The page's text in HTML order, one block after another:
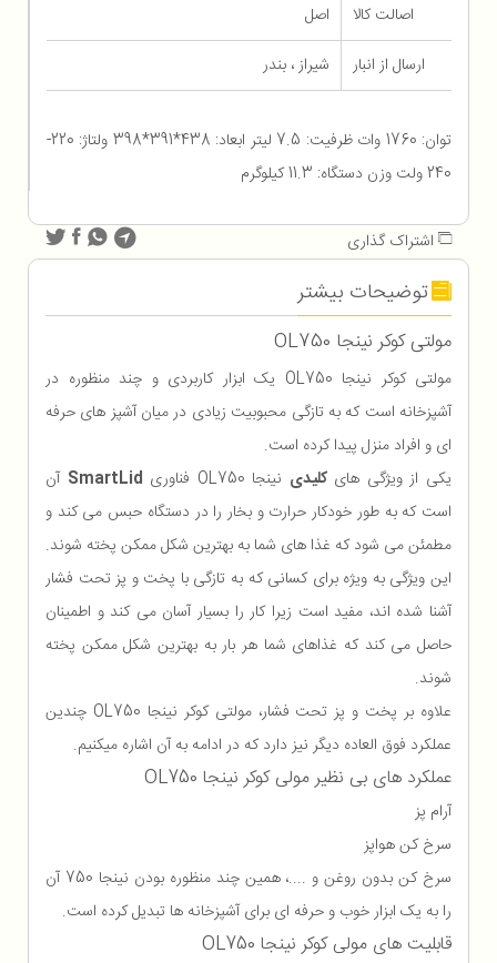
اصالت کالا
اصل
ارسال از انبار
شیراز ، بندر
توان: 1760 وات ظرفیت: 7.5 لیتر ابعاد: 438*391*398 ولتاژ: 220-
240 ولت وزن دستگاه: 11.3 کیلوگرم
اشتراک گذاری
توضیحات بیشتر
مولتی کوکر نینجا OL750
مولتی کوکر نینجا OL750 یک ابزار کاربردی و چند منظوره در
آشپزخانه است که به تازگی محبوبیت زیادی در میان آشپز های حرفه
ای و افراد منزل پیدا کرده است.
یکی از ویژگی هایکلیدی نینجا OL750 فناوری SmartLid آن
است که به طور خودکار حرارت و بخار را در دستگاه حبس می کند و
مطمئن می شود که غذا های شما به بهترین شکل ممکن پخته شوند.
این ویژگی به ویژه برای کسانی که به تازگی با پخت و پز تحت فشار
آشنا شده اند، مفید است زیرا کار را بسیار آسان می کند و اطمینان
حاصل می کند که غذاهای شما هر بار به بهترین شکل ممکن پخته
شوند.
علاوه بر پخت و پز تحت فشار، مولتی کوکر نینجا OL750 چندین
عملکرد فوق العاده دیگر نیز دارد که در ادامه به آن اشاره میکنیم.
عملکرد های بی نظیر مولی کوکر نینجا OL750
آرام پز
سرخ کن هواپز
سرخ کن بدون روغن و ....، همین چند منظوره بودن نینجا 750 آن
را به یک ابزار خوب و حرفه ای برای آشپزخانه ها تبدیل کرده است.
قابلیت های مولی کوکر نینجا OL750